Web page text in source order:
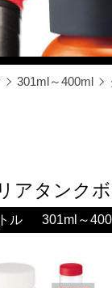
301ml～400ml
アタンク
ル 301ml～